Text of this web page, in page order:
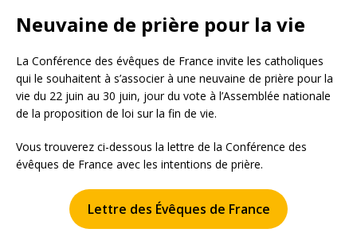
Neuvaine de prière pour la vie
La Conférence des évêques de France invite les catholiques
qui le souhaitent à s’associer à une neuvaine de prière pour la
vie du 22 juin au 30 juin, jour du vote à l’Assemblée nationale
de la proposition de loi sur la fin de vie.
Vous trouverez ci-dessous la lettre de la Conférence des
évêques de France avec les intentions de prière.
Lettre des Évêques de France